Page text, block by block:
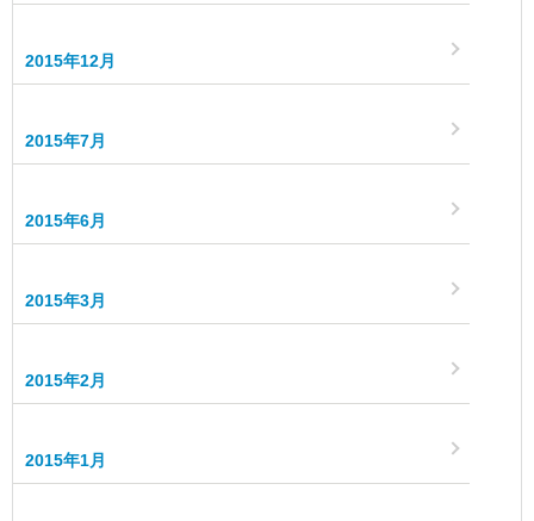
2015年12月
2015年7月
2015年6月
2015年3月
2015年2月
2015年1月